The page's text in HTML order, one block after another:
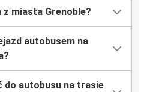
z miasta Grenoble?
autobusem na
do autobusu na trasie